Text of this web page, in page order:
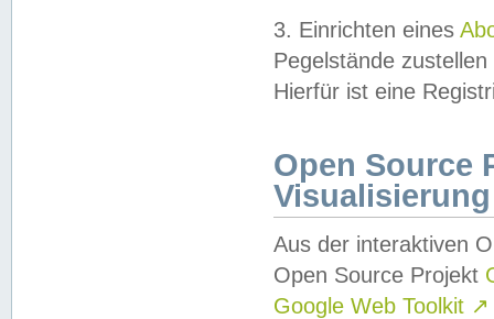
3. Einrichten eines
Pegelstände
Hierfür ist eine
Open Source
Visualisierung
Aus der interaktiven
Open Source Projekt
Google Web Toolkit ↗